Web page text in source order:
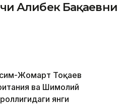
Алибек Бақаевни
Жомарт Тоқаев
ва Шимолий
янги